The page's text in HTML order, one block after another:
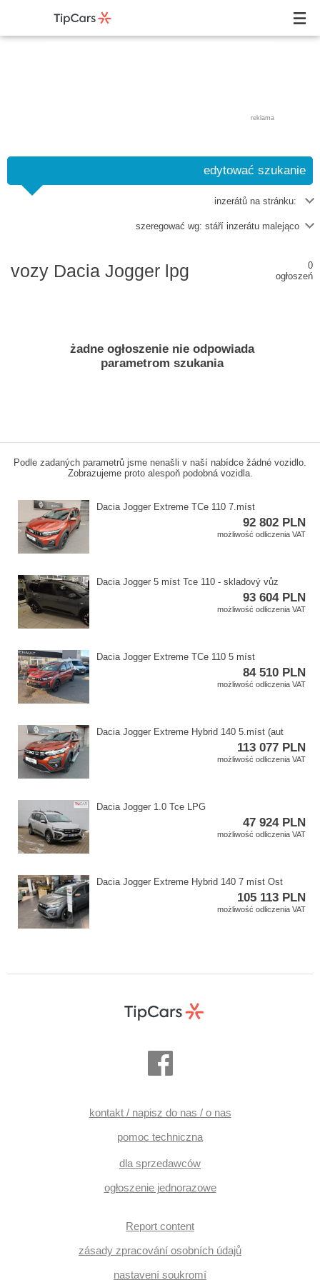
reklama
edytować szukanie
inzerátů na stránku:
szeregować wg: stáří inzerátu malejąco
vozy Dacia Jogger lpg
0
ogłoszeń
żadne ogłoszenie nie odpowiada
parametrom szukania
Podle zadaných parametrů jsme nenašli v naší nabídce žádné vozidlo.
Zobrazujeme proto alespoň podobná vozidla.
Dacia Jogger Extreme TCe 110 7.míst
92 802 PLN
możliwość odliczenia VAT
Dacia Jogger 5 míst Tce 110 ​- skladový vůz
93 604 PLN
możliwość odliczenia VAT
Dacia Jogger Extreme TCe 110 5 míst
84 510 PLN
możliwość odliczenia VAT
Dacia Jogger Extreme Hybrid 140 5.míst (aut
113 077 PLN
możliwość odliczenia VAT
Dacia Jogger 1.0 Tce LPG
47 924 PLN
możliwość odliczenia VAT
Dacia Jogger Extreme Hybrid 140 7 míst Ost
105 113 PLN
możliwość odliczenia VAT
kontakt / napisz do nas / o nas
pomoc techniczna
dla sprzedawców
ogłoszenie jednorazowe
Report content
zásady zpracování osobních údajů
nastavení soukromí